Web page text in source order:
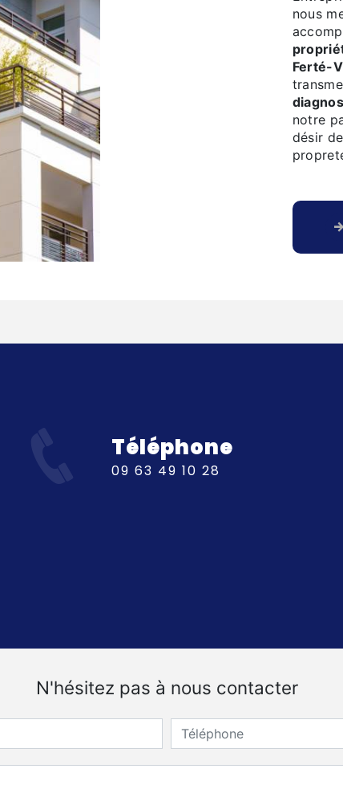
nous
Ferté-
notre
désir
Téléphone
09 63 49 10 28
N'hésitez pas à nous contacter